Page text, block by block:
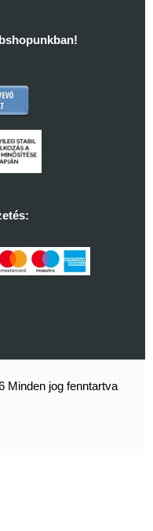
Minden jog fenntartva